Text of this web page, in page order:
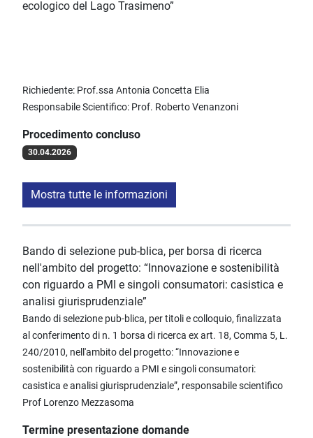
ecologico del Lago Trasimeno”
Richiedente: Prof.ssa Antonia Concetta Elia
Responsabile Scientifico: Prof. Roberto Venanzoni
Procedimento concluso
30.04.2026
Mostra tutte le informazioni
Bando di selezione pub-blica, per borsa di ricerca
nell'ambito del progetto: “Innovazione e sostenibilità
con riguardo a PMI e singoli consumatori: casistica e
analisi giurisprudenziale”
Bando di selezione pub-blica, per titoli e colloquio, finalizzata
al conferimento di n. 1 borsa di ricerca ex art. 18, Comma 5, L.
240/2010, nell'ambito del progetto: “Innovazione e
sostenibilità con riguardo a PMI e singoli consumatori:
casistica e analisi giurisprudenziale”, responsabile scientifico
Prof Lorenzo Mezzasoma
Termine presentazione domande